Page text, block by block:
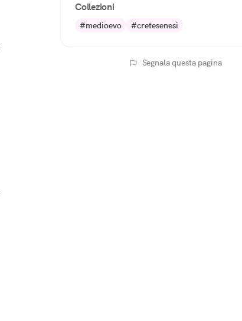
Collezioni
#medioevo #cretesenesi
Segnala questa pagina